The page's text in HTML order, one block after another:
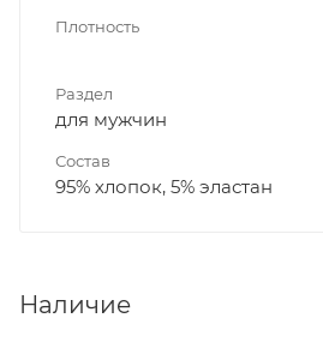
Плотность
Раздел
для мужчин
Состав
95% хлопок, 5% эластан
Наличие